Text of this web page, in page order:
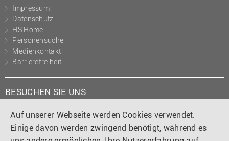
Auf unserer Webseite werden Cookies verwendet.
Einige davon werden zwingend benötigt, während es
Studium und Lehre
Transfer- und
Innovationsmanagement
Impressum
Datenschutz
HS Home
Personensuche
Medienkontakt
Barrierefreiheit
BESUCHEN SIE UNS
Instagram
TiktokLinkedIn
YouTube
Facebook